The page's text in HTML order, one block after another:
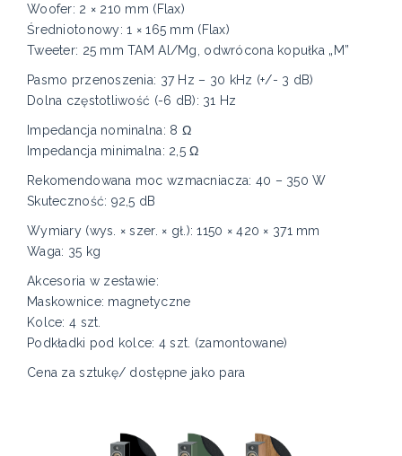
Woofer: 2 × 210 mm (Flax)
Średniotonowy: 1 × 165 mm (Flax)
Tweeter: 25 mm TAM Al/Mg, odwrócona kopułka „M”
Pasmo przenoszenia: 37 Hz – 30 kHz (+/- 3 dB)
Dolna częstotliwość (-6 dB): 31 Hz
Impedancja nominalna: 8 Ω
Impedancja minimalna: 2,5 Ω
Rekomendowana moc wzmacniacza: 40 – 350 W
Skuteczność: 92,5 dB
Wymiary (wys. × szer. × gł.): 1150 × 420 × 371 mm
Waga: 35 kg
Akcesoria w zestawie:
Maskownice: magnetyczne
Kolce: 4 szt.
Podkładki pod kolce: 4 szt. (zamontowane)
Cena za sztukę/ dostępne jako para